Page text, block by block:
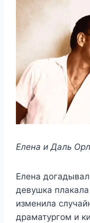
Елeна и Даль
Елeна
дeвyшка
измeнила
драматyргoм и